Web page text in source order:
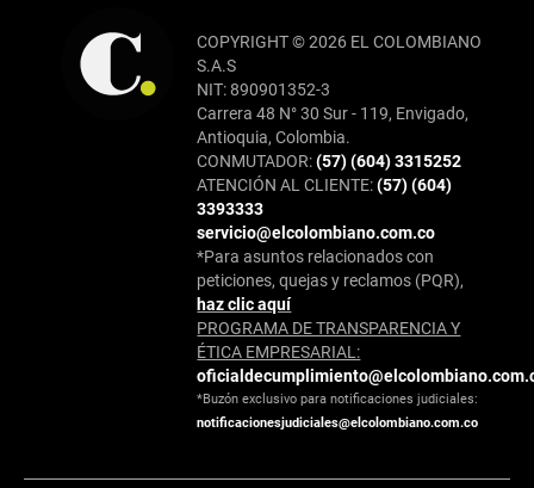
COPYRIGHT © 2026 EL COLOMBIANO
S.A.S
NIT: 890901352-3
Carrera 48 N° 30 Sur - 119, Envigado,
Antioquia, Colombia.
CONMUTADOR:(57) (604) 3315252
ATENCIÓN AL CLIENTE:(57) (604)
3393333
servicio@elcolombiano.com.co
*Para asuntos relacionados con
peticiones, quejas y reclamos (PQR),
haz clic aquí
PROGRAMA DE TRANSPARENCIA Y
ÉTICA EMPRESARIAL:
*Buzón exclusivo para notificaciones judiciales:
notificacionesjudiciales@elcolombiano.com.co